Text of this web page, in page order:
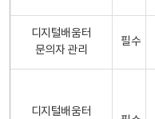
디지털배움터
문의자 관리
필수
디지털배움터